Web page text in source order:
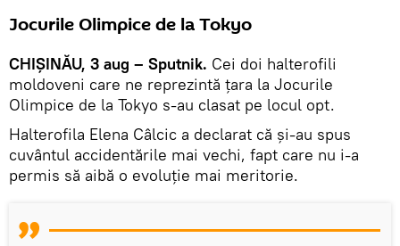
Jocurile Olimpice de la Tokyo
CHIȘINĂU, 3 aug – Sputnik. Cei doi halterofili
moldoveni care ne reprezintă țara la Jocurile
Olimpice de la Tokyo s-au clasat pe locul opt.
Halterofila Elena Câlcic a declarat că și-au spus
cuvântul accidentările mai vechi, fapt care nu i-a
permis să aibă o evoluție mai meritorie.